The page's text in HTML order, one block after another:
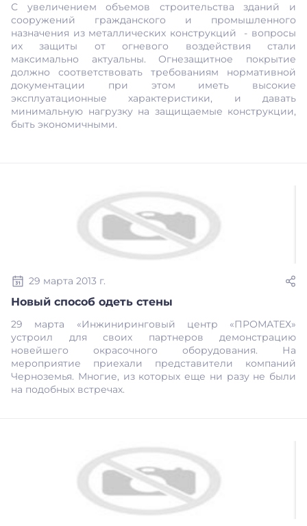
С увеличением объемов строительства зданий и
сооружений гражданского и промышленного
назначения из металлических конструкций - вопросы
их защиты от огневого воздействия стали
максимально актуальны. Огнезащитное покрытие
должно соответствовать требованиям нормативной
документации при этом иметь высокие
эксплуатационные характеристики, и давать
минимальную нагрузку на защищаемые конструкции,
быть экономичными.
29 марта 2013 г.
Новый способ одеть стены
29 марта «Инжиниринговый центр «ПРОМАТЕХ»
устроил для своих партнеров демонстрацию
новейшего окрасочного оборудования. На
мероприятие приехали представители компаний
Черноземья. Многие, из которых еще ни разу не были
на подобных встречах.